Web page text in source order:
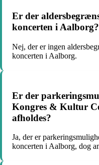
Er der
koncerten i Aalborg?
Nej, der er ingen
koncerten i Aalborg.
Er der
Kongres & Kultur
afholdes?
Ja, der er
koncerten i Aalborg, dog